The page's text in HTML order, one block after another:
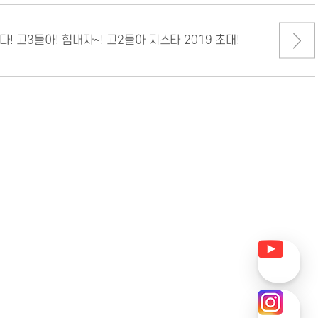
! 고3들아! 힘내자~! 고2들아 지스타 2019 초대!